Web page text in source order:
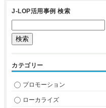
J-LOP活用事例 検索
カテゴリー
プロモーション
ローカライズ